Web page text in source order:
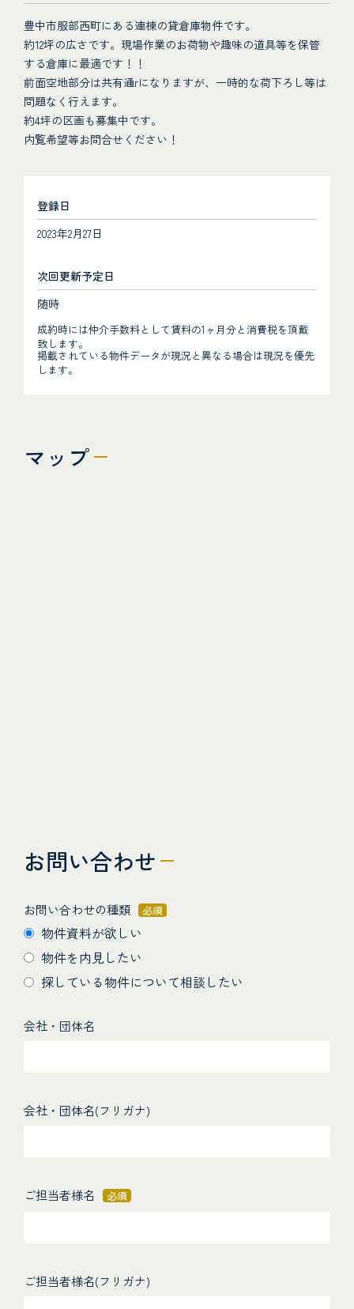
豊中市服部西町にある連棟の貸倉庫物件です。
約12坪の広さです。現場作業のお荷物や趣味の道具等を保管
する倉庫に最適です！！
前面空地部分は共有通rになりますが、一時的な荷下ろし等は
問題なく行えます。
約4坪の区画も募集中です。
内覧希望等お問合せください！
登録日
2023年2月27日
次回更新予定日
随時
成約時には仲介手数料として賃料の1ヶ月分と消費税を頂戴
致します。
掲載されている物件データが現況と異なる場合は現況を優先
します。
マップ
お問い合わせ
お問い合わせの種類 必須
物件資料が欲しい
物件を内見したい
探している物件について相談したい
会社・団体名
会社・団体名(フリガナ)
ご担当者様名 必須
ご担当者様名(フリガナ)